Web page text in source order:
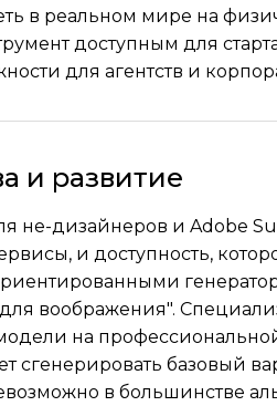
в реальном мире на
доступным для
для агентств и
и развитие
не-дизайнеров и Adobe
и доступность,
воображения".
на
базовый
в большинстве